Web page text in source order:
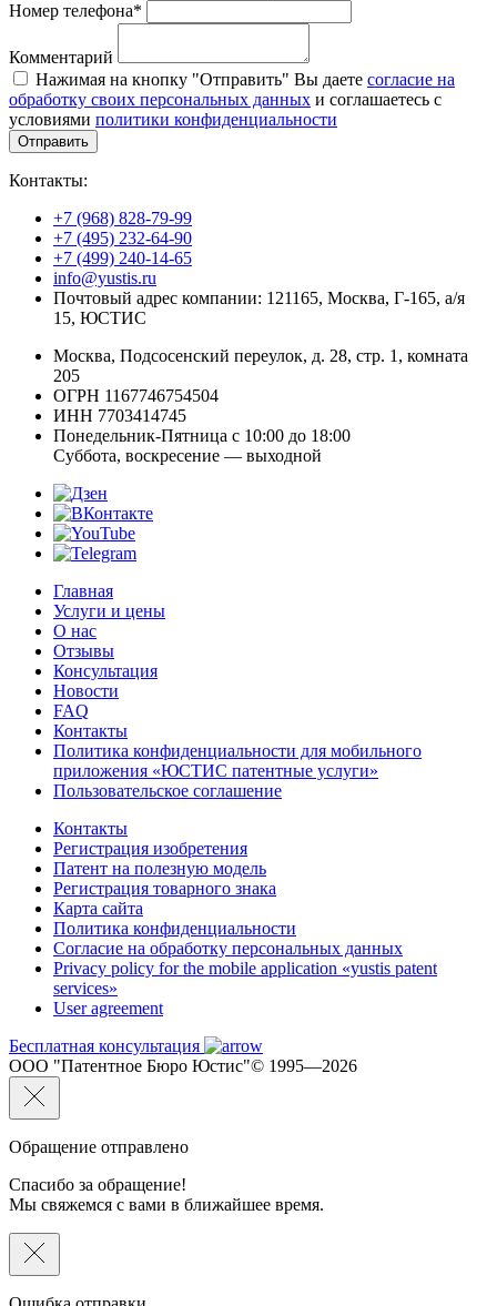
Номер телефона*
Комментарий
Нажимая на кнопку "Отправить" Вы даете согласие на
обработку своих персональных данных и соглашаетесь с
условиями политики конфиденциальности
Отправить
Контакты:
+7 (968) 828-79-99
+7 (495) 232-64-90
+7 (499) 240-14-65
info@yustis.ru
Почтовый адрес компании: 121165, Москва, Г-165, а/я
15, ЮСТИС
Москва, Подсосенский переулок, д. 28, стр. 1, комната
205
ОГРН 1167746754504
ИНН 7703414745
Понедельник-Пятница с 10:00 до 18:00
Суббота, воскресение — выходной
Главная
Услуги и цены
О нас
Отзывы
Консультация
Новости
FAQ
Контакты
Политика конфиденциальности для мобильного
приложения «ЮСТИС патентные услуги»
Пользовательское соглашение
Контакты
Регистрация изобретения
Патент на полезную модель
Регистрация товарного знака
Карта сайта
Политика конфиденциальности
Согласие на обработку персональных данных
Privacy policy for the mobile application «yustis patent
services»
User agreement
Бесплатная консультация
ООО "Патентное Бюро Юстис"© 1995—2026
Обращение отправлено
Спасибо за обращение!
Мы свяжемся с вами в ближайшее время.